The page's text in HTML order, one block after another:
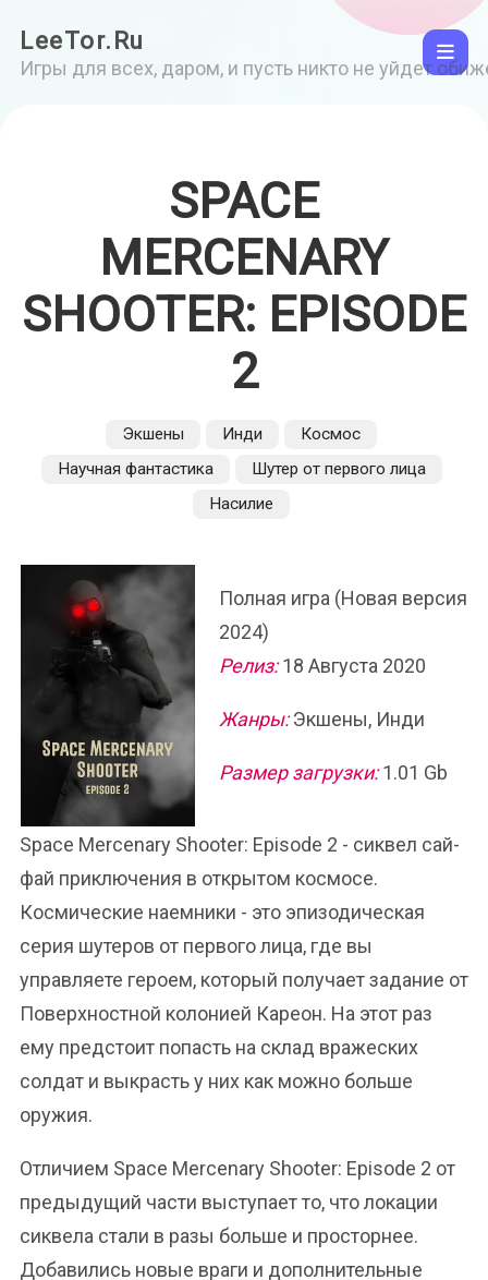
LeeTor.Ru
Игры для всех, даром, и пусть никто не уйдет
SPACE
MERCENARY
SHOOTER: EPISODE
2
Экшены Инди
Космос
Научная фантастика
Шутер от первого лица
Насилие
Полная игра (Новая версия
2024)
Релиз:18 Августа 2020
Жанры:Экшены, Инди
Размер загрузки:1.01 Gb
Space Mercenary Shooter: Episode 2 - сиквел сай-
фай приключения в открытом космосе.
Космические наемники - это эпизодическая
серия шутеров от первого лица, где вы
управляете героем, который получает задание от
Поверхностной колонией Кареон. На этот раз
ему предстоит попасть на склад вражеских
солдат и выкрасть у них как можно больше
оружия.
Отличием Space Mercenary Shooter: Episode 2 от
предыдущий части выступает то, что локации
сиквела стали в разы больше и просторнее.
Добавились новые враги и дополнительные